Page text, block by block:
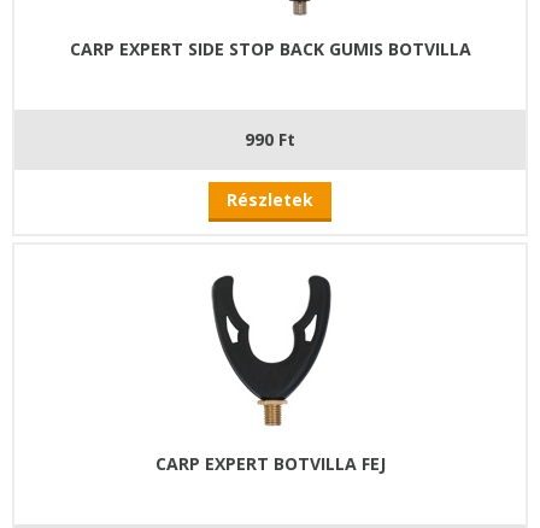
CARP EXPERT SIDE STOP BACK GUMIS BOTVILLA
990 Ft
Részletek
CARP EXPERT BOTVILLA FEJ